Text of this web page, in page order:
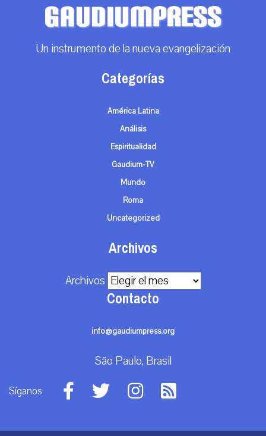
Un instrumento de la nueva evangelización
Categorías
América Latina
Análisis
Espiritualidad
Gaudium-TV
Mundo
Roma
Uncategorized
Archivos
Archivos
Contacto
info@gaudiumpress.org
São Paulo, Brasil
Síganos